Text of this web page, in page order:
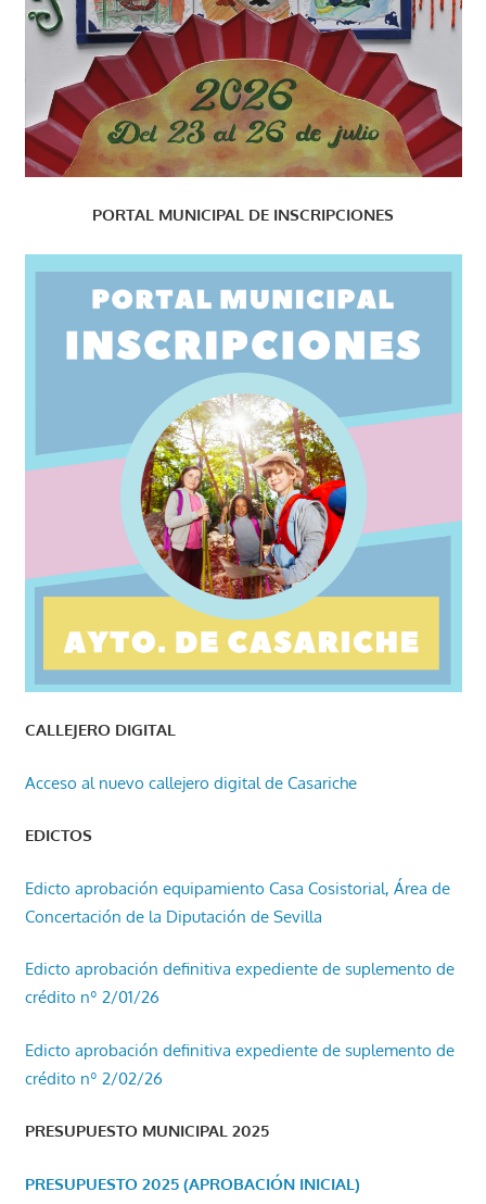
PORTAL MUNICIPAL DE INSCRIPCIONES
CALLEJERO DIGITAL
Acceso al nuevo callejero digital de Casariche
EDICTOS
Edicto aprobación equipamiento Casa Cosistorial, Área de
Concertación de la Diputación de Sevilla
Edicto aprobación definitiva expediente de suplemento de
crédito nº 2/01/26
Edicto aprobación definitiva expediente de suplemento de
crédito nº 2/02/26
PRESUPUESTO MUNICIPAL 2025
PRESUPUESTO 2025 (APROBACIÓN INICIAL)